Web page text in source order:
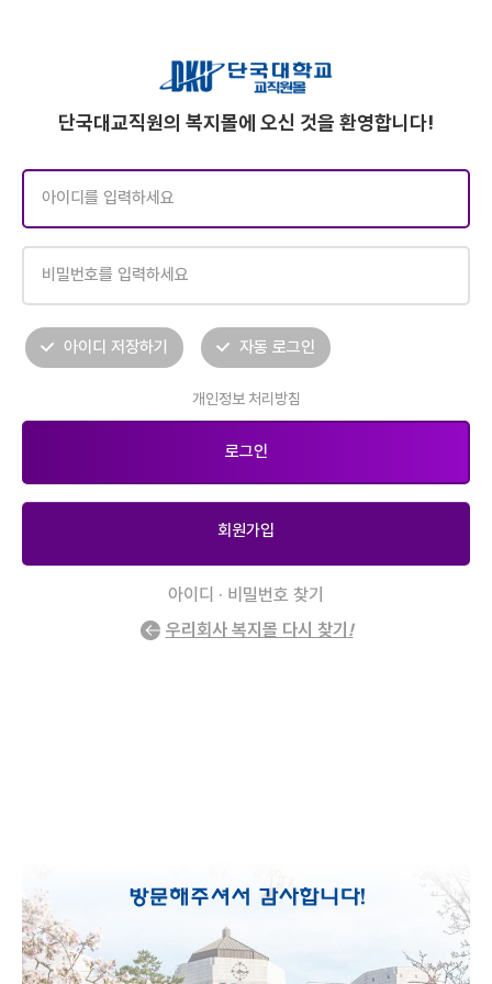
단국대교직원의 복지몰에 오신 것을 환영합니다!
아이디 저장하기 자동 로그인
개인정보 처리방침
회원가입
아이디 · 비밀번호 찾기
우리회사 복지몰 다시 찾기 !